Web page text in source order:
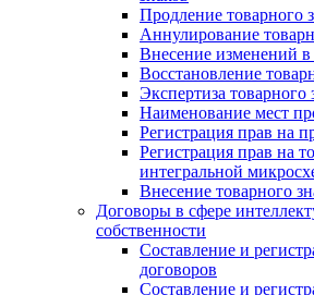
Продление товарного
Аннулирование
Внесение изменений
Восстановление
Экспертиза товарного
Наименование мест
Регистрация прав на
Регистрация прав на
интегральной
Внесение товарного
Договоры в сфере
собственности
Составление и
договоров
Составление и